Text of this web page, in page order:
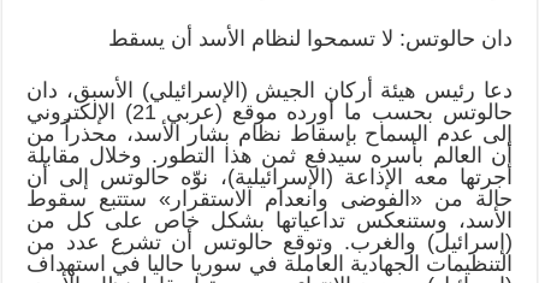
دان حالوتس: لا تسمحوا لنظام الأسد أن يسقط
دعا رئيس هيئة أركان الجيش (الإسرائيلي) الأسبق، دان
حالوتس بحسب ما أورده موقع (عربي 21) الإلكتروني
إلى عدم السماح بإسقاط نظام بشار الأسد، محذراً من
أن العالم بأسره سيدفع ثمن هذا التطور. وخلال مقابلة
أجرتها معه الإذاعة (الإسرائيلية)، نوّه حالوتس إلى أن
حالة من «الفوضى وانعدام الاستقرار» ستتبع سقوط
الأسد، وستنعكس تداعياتها بشكل خاص على كل من
(إسرائيل) والغرب. وتوقع حالوتس أن تشرع عدد من
التنظيمات الجهادية العاملة في سوريا حاليا في استهداف